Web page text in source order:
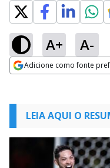
A+ A-
Adicione como fonte
LEIA AQUI O